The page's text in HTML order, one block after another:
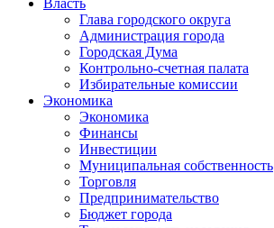
Власть
Глава городского округа
Администрация города
Городская Дума
Контрольно-счетная палата
Избирательные комиссии
Экономика
Экономика
Финансы
Инвестиции
Муниципальная собственность
Торговля
Предпринимательство
Бюджет города